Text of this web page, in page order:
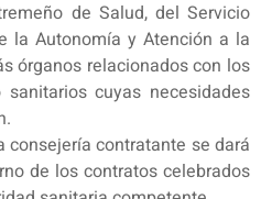
de Salud, del Servicio
la Autonomía y Atención a la
órganos relacionados con los
cuyas necesidades
consejería contratante se dará
de los contratos celebrados